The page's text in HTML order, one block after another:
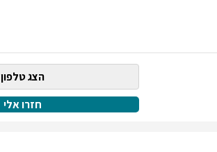
הצג טלפון
חזרו אלי